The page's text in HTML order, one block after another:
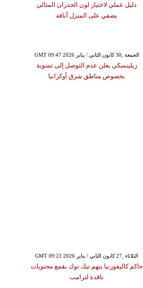
دليل عملي لاختيار لون الجدران المثالي
يضفي على المنزل أناقة
GMT 09:47 2026 الجمعة ,30 كانون الثاني / يناير
زيلينسكي يعلن عدم التوصل إلى تسوية
بخصوص مناطق شرق أوكرانيا
GMT 09:21 2026 الثلاثاء ,27 كانون الثاني / يناير
حاكم كاليفورنيا يتهم تيك توك بقمع محتويات
ناقدة لترامب